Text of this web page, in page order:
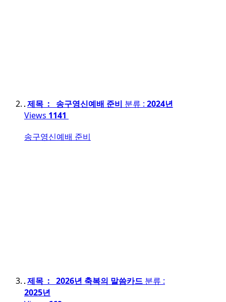
제목 : 송구영신예배 준비 분류 : 2024년
Views 1141
송구영신예배 준비
제목 : 2026년 축복의 말씀카드 분류 :
2025년